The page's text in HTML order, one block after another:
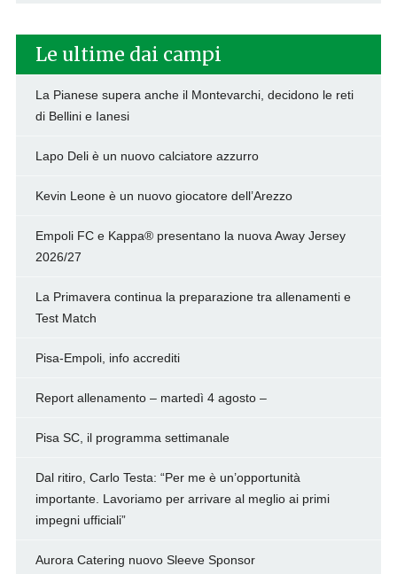
Le ultime dai campi
La Pianese supera anche il Montevarchi, decidono le reti
di Bellini e Ianesi
Lapo Deli è un nuovo calciatore azzurro
Kevin Leone è un nuovo giocatore dell’Arezzo
Empoli FC e Kappa® presentano la nuova Away Jersey
2026/27
La Primavera continua la preparazione tra allenamenti e
Test Match
Pisa-Empoli, info accrediti
Report allenamento – martedì 4 agosto –
Pisa SC, il programma settimanale
Dal ritiro, Carlo Testa: “Per me è un’opportunità
importante. Lavoriamo per arrivare al meglio ai primi
impegni ufficiali”
Aurora Catering nuovo Sleeve Sponsor